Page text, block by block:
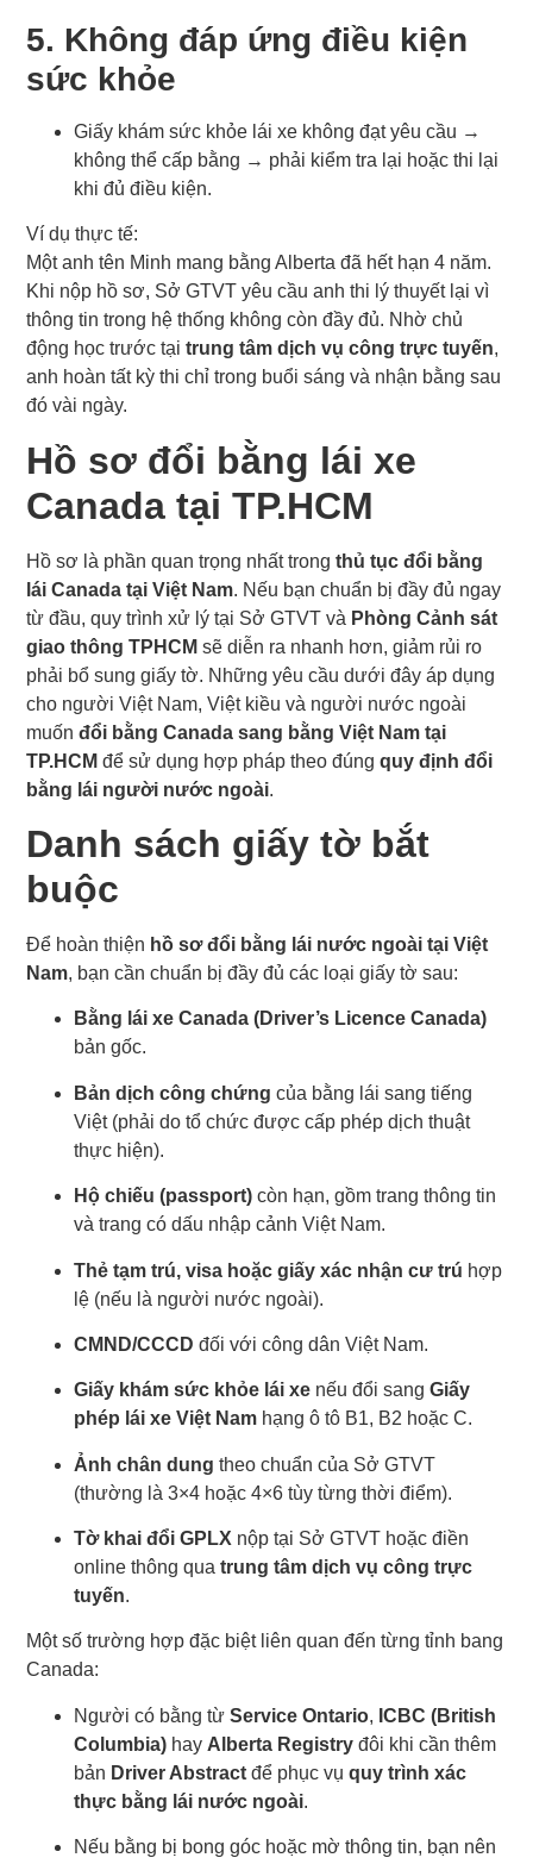
5. Không đáp ứng điều kiện
sức khỏe
Giấy khám sức khỏe lái xe không đạt yêu cầu →
không thể cấp bằng → phải kiểm tra lại hoặc thi lại
khi đủ điều kiện.
Ví dụ thực tế:
Một anh tên Minh mang bằng Alberta đã hết hạn 4 năm.
Khi nộp hồ sơ, Sở GTVT yêu cầu anh thi lý thuyết lại vì
thông tin trong hệ thống không còn đầy đủ. Nhờ chủ
động học trước tại trung tâm dịch vụ công trực tuyến,
anh hoàn tất kỳ thi chỉ trong buổi sáng và nhận bằng sau
đó vài ngày.
Hồ sơ đổi bằng lái xe
Canada tại TP.HCM
Hồ sơ là phần quan trọng nhất trong thủ tục đổi bằng
lái Canada tại Việt Nam. Nếu bạn chuẩn bị đầy đủ ngay
từ đầu, quy trình xử lý tại Sở GTVT và Phòng Cảnh sát
giao thông TPHCM sẽ diễn ra nhanh hơn, giảm rủi ro
phải bổ sung giấy tờ. Những yêu cầu dưới đây áp dụng
cho người Việt Nam, Việt kiều và người nước ngoài
muốn đổi bằng Canada sang bằng Việt Nam tại
TP.HCM để sử dụng hợp pháp theo đúng quy định đổi
bằng lái người nước ngoài.
Danh sách giấy tờ bắt
buộc
Để hoàn thiện hồ sơ đổi bằng lái nước ngoài tại Việt
Nam, bạn cần chuẩn bị đầy đủ các loại giấy tờ sau:
Bằng lái xe Canada (Driver’s Licence Canada)
bản gốc.
Bản dịch công chứng của bằng lái sang tiếng
Việt (phải do tổ chức được cấp phép dịch thuật
thực hiện).
Hộ chiếu (passport) còn hạn, gồm trang thông tin
và trang có dấu nhập cảnh Việt Nam.
Thẻ tạm trú, visa hoặc giấy xác nhận cư trú hợp
lệ (nếu là người nước ngoài).
CMND/CCCD đối với công dân Việt Nam.
Giấy khám sức khỏe lái xe nếu đổi sang Giấy
phép lái xe Việt Nam hạng ô tô B1, B2 hoặc C.
Ảnh chân dung theo chuẩn của Sở GTVT
(thường là 3×4 hoặc 4×6 tùy từng thời điểm).
Tờ khai đổi GPLX nộp tại Sở GTVT hoặc điền
online thông qua trung tâm dịch vụ công trực
tuyến.
Một số trường hợp đặc biệt liên quan đến từng tỉnh bang
Canada:
Người có bằng từ Service Ontario, ICBC (British
Columbia) hay Alberta Registry đôi khi cần thêm
bản Driver Abstract để phục vụ quy trình xác
thực bằng lái nước ngoài.
Nếu bằng bị bong góc hoặc mờ thông tin, bạn nên